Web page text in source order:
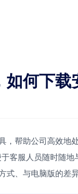
如何下载
，帮助公司高效地
客服人员随时随
、与电脑版的差